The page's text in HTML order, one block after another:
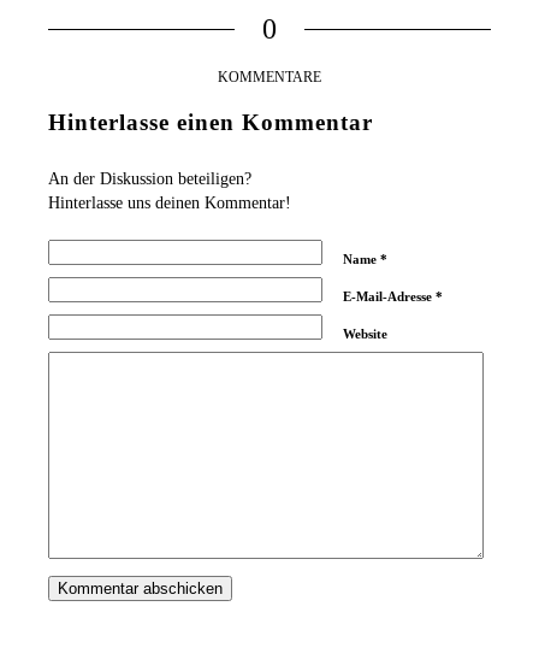
0
KOMMENTARE
Hinterlasse einen Kommentar
An der Diskussion beteiligen?
Hinterlasse uns deinen Kommentar!
Name*
E-Mail-Adresse*
Website